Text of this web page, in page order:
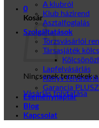
0
Kosár
Nincsenek termékek
Vásárlás folytatása
A klubról
Klub házirend
Asztalfoglalás
Szolgáltatások
Törzsvásárlói
Társasjáték
Lapfelvásárlás
Könyv
Garancia PLUSZ
Eseménynaptár
Blog
Kapcsolat